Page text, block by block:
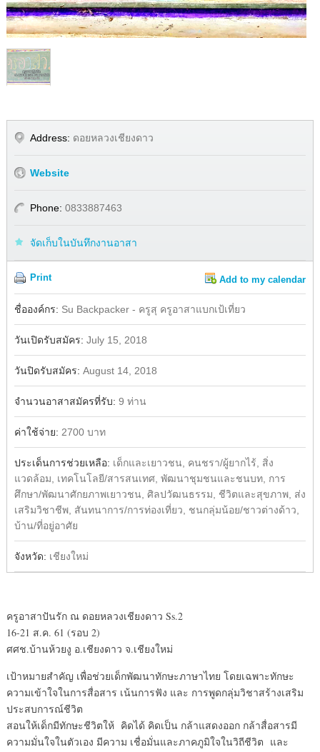
1/1
Address: ดอยหลวงเชียงดาว
Website
Phone: 0833887463
จัดเก็บในบันทึกงานอาสา
Print Add to my calendar
Facebook
ชื่อองค์กร: Su Backpacker - ครูสุ ครูอาสาแบกเป้เที่ยว
วันเปิดรับสมัคร: July 15, 2018
วันปิดรับสมัคร: August 14, 2018
จำนวนอาสาสมัครที่รับ: 9 ท่าน
ค่าใช้จ่าย: 2700 บาท
ประเด็นการช่วยเหลือ: เด็กและเยาวชน, คนชรา/ผู้ยากไร้, สิ่ง
แวดล้อม, เทคโนโลยี/สารสนเทศ, พัฒนาชุมชนและชนบท, การ
ศึกษา/พัฒนาศักยภาพเยาวชน, ศิลปวัฒนธรรม, ชีวิตและสุขภาพ, ส่ง
เสริมวิชาชีพ, สันทนาการ/การท่องเที่ยว, ชนกลุ่มน้อย/ชาวต่างด้าว,
บ้าน/ที่อยู่อาศัย
จังหวัด: เชียงใหม่
ครูอาสาปันรัก ณ ดอยหลวงเชียงดาว Ss.2
16-21 ส.ค. 61 (รอบ 2)
ศศช.บ้านห้วยงู อ.เชียงดาว จ.เชียงใหม่
เป้าหมายสำคัญ เพื่อช่วยเด็กพัฒนาทักษะภาษาไทย โดยเฉพาะทักษะ
ความเข้าใจในการสื่อสาร เน้นการฟัง และ การพูดกลุ่มวิชาสร้างเสริม
ประสบการณ์ชีวิต
สอนให้เด็กมีทักษะชีวิตให้ คิดได้ คิดเป็น กล้าแสดงออก กล้าสื่อสารมี
ความมั่นใจในตัวเอง มีความ เชื่อมั่นและภาคภูมิใจในวิถีชีวิต และ